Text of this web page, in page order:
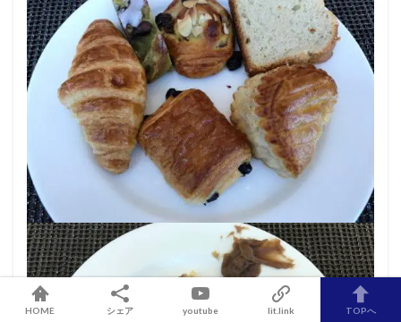
HOME シェア youtube lit.link TOPへ